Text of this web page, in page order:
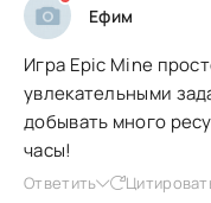
Ефим
Игра Epic Mine
увлекательными
добывать много
часы!
Ответить